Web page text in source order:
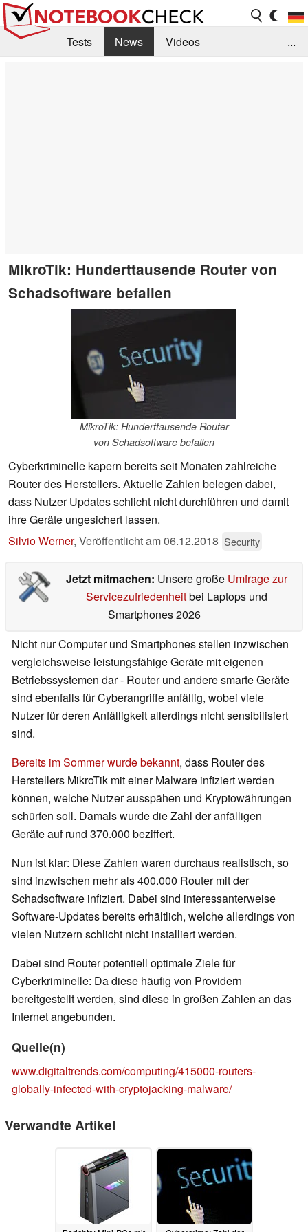
Tests News
Videos
...
MikroTik: Hunderttausende Router von
Schadsoftware befallen
MikroTik: Hunderttausende Router
von Schadsoftware befallen
Cyberkriminelle kapern bereits seit Monaten zahlreiche
Router des Herstellers. Aktuelle Zahlen belegen dabei,
dass Nutzer Updates schlicht nicht durchführen und damit
ihre Geräte ungesichert lassen.
Silvio Werner, Veröffentlicht am06.12.2018 Security
Jetzt mitmachen: Unsere große Umfrage zur
Servicezufriedenheitbei Laptops und
Smartphones 2026
Nicht nur Computer und Smartphones stellen inzwischen
vergleichsweise leistungsfähige Geräte mit eigenen
Betriebssystemen dar - Router und andere smarte Geräte
sind ebenfalls für Cyberangriffe anfällig, wobei viele
Nutzer für deren Anfälligkeit allerdings nicht sensibilisiert
sind.
Bereits im Sommer wurde bekannt, dass Router des
Herstellers MikroTik mit einer Malware infiziert werden
können, welche Nutzer ausspähen und Kryptowährungen
schürfen soll. Damals wurde die Zahl der anfälligen
Geräte auf rund 370.000 beziffert.
Nun ist klar: Diese Zahlen waren durchaus realistisch, so
sind inzwischen mehr als 400.000 Router mit der
Schadsoftware infiziert. Dabei sind interessanterweise
Software-Updates bereits erhältlich, welche allerdings von
vielen Nutzern schlicht nicht installiert werden.
Dabei sind Router potentiell optimale Ziele für
Cyberkriminelle: Da diese häufig von Providern
bereitgestellt werden, sind diese in großen Zahlen an das
Internet angebunden.
Quelle(n)
www.digitaltrends.com/computing/415000-routers-
globally-infected-with-cryptojacking-malware/
Verwandte Artikel